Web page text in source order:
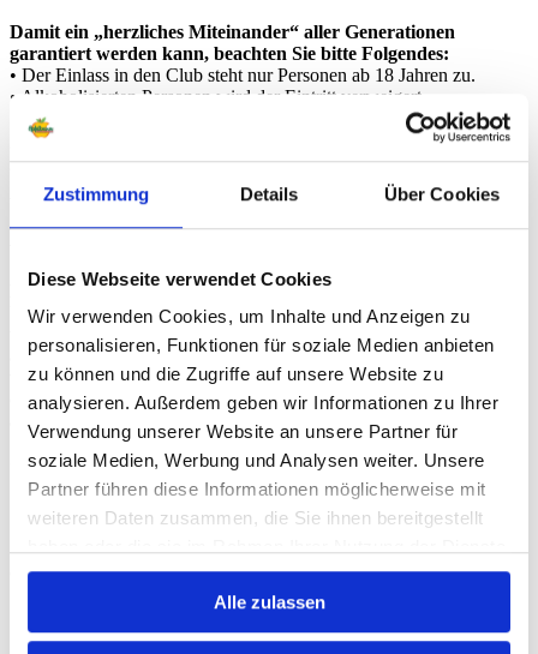
Zustimmung Details Über Cookies
Diese Webseite verwendet Cookies
Wir verwenden Cookies, um Inhalte und Anzeigen zu
personalisieren, Funktionen für soziale Medien anbieten
zu können und die Zugriffe auf unsere Website zu
analysieren. Außerdem geben wir Informationen zu Ihrer
Verwendung unserer Website an unsere Partner für
soziale Medien, Werbung und Analysen weiter. Unsere
Partner führen diese Informationen möglicherweise mit
weiteren Daten zusammen, die Sie ihnen bereitgestellt
gesammelt haben.
Alle zulassen
Damit ein „herzliches Miteinander“ aller Generationen
garantiert werden kann, beachten Sie bitte Folgendes:
• Der Einlass in den Club steht nur Personen ab 18 Jahren zu.
• Alkoholisierten Personen wird der Eintritt verweigert.
• Besitz und Konsum von Drogen wird von uns zur Anzeige
gebracht und führt zum sofortigen Hausverbot. Dies gilt auch für
gewaltbereite Personen.
• Größere Männergruppen oder Jungessellenabschiede, die Ihr
Verhalten unter das Motto „rücksichtsloses Austoben“ stellen,
erhalten keinen Einlass, beziehungsweise werden des Apfelbaum
Kleiderordnung:
Unser Bestreben ist es, den Gästen einen schönen Abend zu bieten,
weshalb wir Sie darum bitten, von legerer Freizeitkleidung
abzusehen und sich dem Anlass entsprechend zu kleiden. Wir
weisen auch audrücklich darauf hin, das schwere Jacken
(Lederjacken und Winterjacken) sowie Rucksäcke an der Garderobe
abzugeben sind.
Generell gilt:
• keine Sportbekleidung (ärmellos)
• keine Motorradkleidung
• Männer bitte keine kurzen Hosen (Trachten ausgenommen) tragen
• Keine einheitlichen „Gruppen T-Shirts“ mit anstößigen Sprüchen
oder Zeichen darauf
Impressum